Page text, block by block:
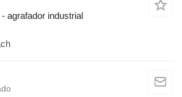
agrafador industrial